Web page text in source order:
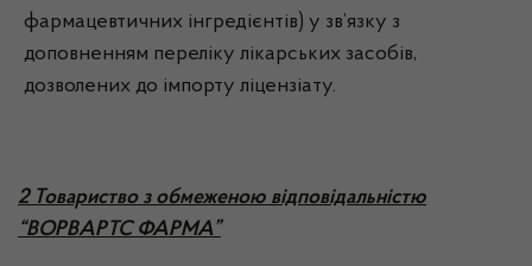
фармацевтичних інгредієнтів) у зв’язку з
доповненням переліку лікарських засобів,
дозволених до імпорту ліцензіату.
2 Товариство з обмеженою відповідальністю
“ВОРВАРТС ФАРМА”